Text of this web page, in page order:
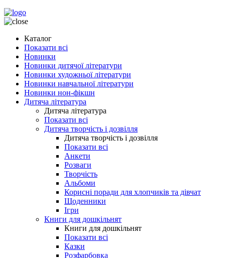
Каталог
Показати всі
Новинки
Новинки дитячої літератури
Новинки художньої літератури
Новинки навчальної літератури
Новинки нон-фікшн
Дитяча література
Дитяча література
Показати всі
Дитяча творчість і дозвілля
Дитяча творчість і дозвілля
Показати всі
Анкети
Розваги
Творчість
Альбоми
Корисні поради для хлопчиків та дівчат
Щоденники
Ігри
Книги для дошкільнят
Книги для дошкільнят
Показати всі
Казки
Розфарбовка